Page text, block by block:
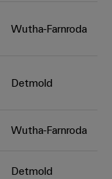
Wutha-Farnroda
Detmold
Wutha-Farnroda
Detmold